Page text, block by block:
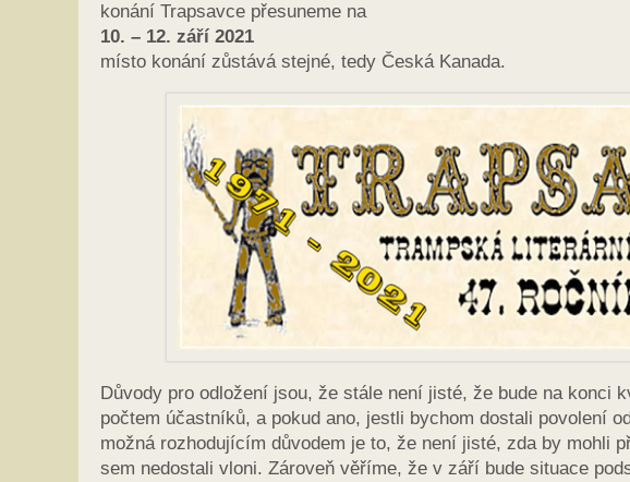
konání Trapsavce přesuneme na
10. – 12. září 2021
místo konání zůstává stejné, tedy Česká Kanada.
Důvody pro odložení jsou, že stále není jisté, že bude na konci
počtem účastníků, a pokud ano, jestli bychom dostali povolení
možná rozhodujícím důvodem je to, že není jisté, zda by mohli
sem nedostali vloni. Zároveň věříme, že v září bude situace